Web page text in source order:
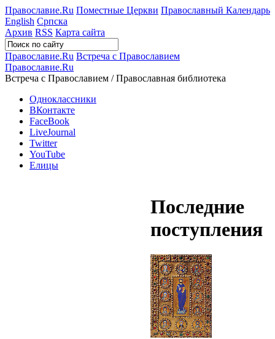
Православие.Ru Поместные Церкви Православный Календарь
English Српска
Архив RSS Карта сайта
Православие.Ru Встреча с Православием
Православие.Ru
Встреча с Православием / Православная библиотека
Одноклассники
ВКонтакте
FaceBook
LiveJournal
Twitter
YouTube
Елицы
Последние
поступления